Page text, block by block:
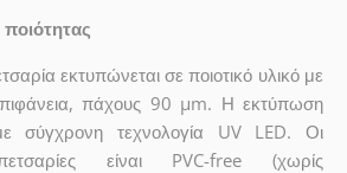
εκτυπώνεται σε ποιοτικό υλικό με
πάχους 90 µm. Η εκτύπωση
με σύγχρονη τεχνολογία UV LED. Οι
είναι PVC-free (χωρίς